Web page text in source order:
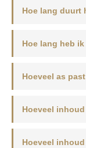
Hoe lang duurt
Hoe lang heb
Hoeveel as
Hoeveel
Hoeveel